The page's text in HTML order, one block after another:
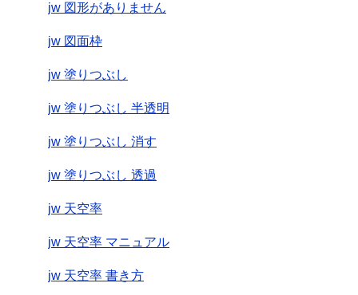
jw 図形がありません
jw 図面枠
jw 塗りつぶし
jw 塗りつぶし 半透明
jw 塗りつぶし 消す
jw 塗りつぶし 透過
jw 天空率
jw 天空率 マニュアル
jw 天空率 書き方